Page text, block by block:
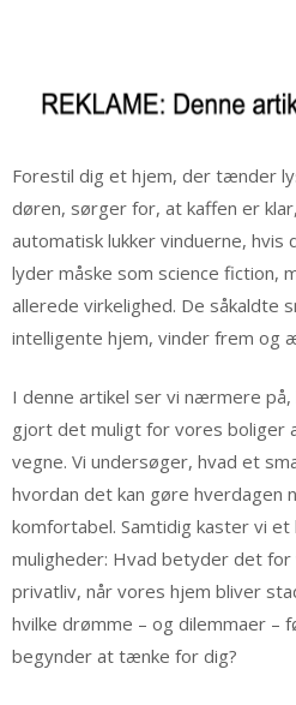
Forestil dig et hjem, der tænder
døren, sørger for, at kaffen er
automatisk lukker vinduerne,
lyder måske som science fiction,
allerede virkelighed. De såkaldte
intelligente hjem, vinder frem og
I denne artikel ser vi nærmere
gjort det muligt for vores boliger
vegne. Vi undersøger, hvad et
hvordan det kan gøre hverdagen
komfortabel. Samtidig kaster vi et
muligheder: Hvad betyder det
privatliv, når vores hjem bliver
hvilke drømme – og dilemmaer –
begynder at tænke for dig?